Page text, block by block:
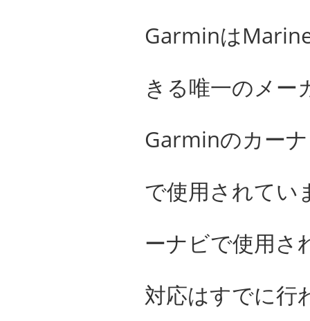
Garminは
きる唯一のメー
Garminのカー
で使用されてい
ーナビで使用さ
対応はすでに行